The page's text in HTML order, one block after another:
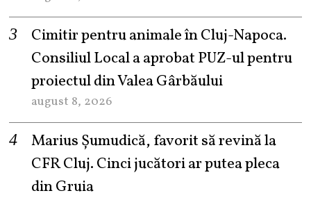
Cimitir pentru animale în Cluj-Napoca.
Consiliul Local a aprobat PUZ-ul pentru
proiectul din Valea Gârbăului
august 8, 2026
Marius Șumudică, favorit să revină la
CFR Cluj. Cinci jucători ar putea pleca
din Gruia